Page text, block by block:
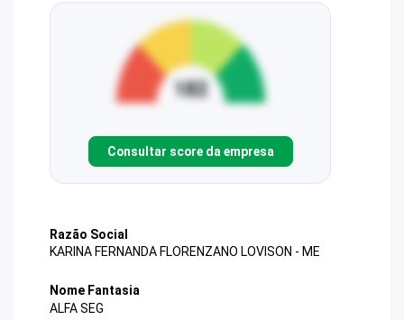
Consultar score da empresa
Razão Social
KARINA FERNANDA FLORENZANO LOVISON - ME
Nome Fantasia
ALFA SEG